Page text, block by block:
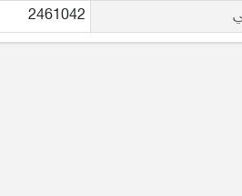
2461042